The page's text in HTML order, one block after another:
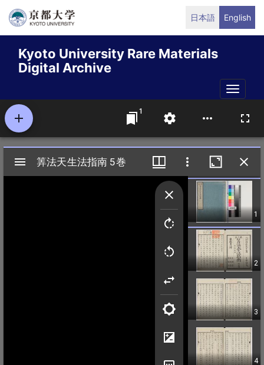
Skip
content
日本語 English
Kyoto University Rare Materials
Digital Archive
Toggle